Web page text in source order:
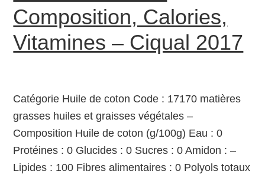
Composition, Calories,
Vitamines – Ciqual 2017
Catégorie Huile de coton Code : 17170 matières
grasses huiles et graisses végétales –
Composition Huile de coton (g/100g) Eau : 0
Protéines : 0 Glucides : 0 Sucres : 0 Amidon : –
Lipides : 100 Fibres alimentaires : 0 Polyols totaux